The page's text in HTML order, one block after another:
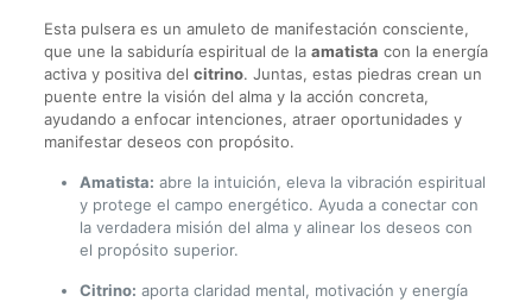
Esta pulsera es un amuleto de manifestación consciente,
que une la sabiduría espiritual de la amatista con la energía
activa y positiva del citrino. Juntas, estas piedras crean un
puente entre la visión del alma y la acción concreta,
ayudando a enfocar intenciones, atraer oportunidades y
manifestar deseos con propósito.
Amatista: abre la intuición, eleva la vibración espiritual
y protege el campo energético. Ayuda a conectar con
la verdadera misión del alma y alinear los deseos con
el propósito superior.
Citrino: aporta claridad mental, motivación y energía